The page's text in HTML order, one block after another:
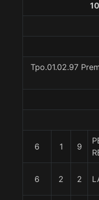
Tpo.01.02.97
6 1 9
6 2 2